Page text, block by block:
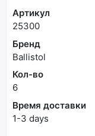
Артикул
25300
Бренд
Ballistol
Кол-во
6
Время доставки
1-3 days